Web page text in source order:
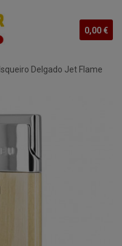
0,00 €
Isqueiro Delgado Jet Flame